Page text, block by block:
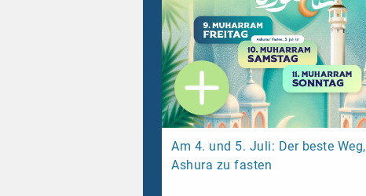
Am 4. und 5. Juli: Der beste Weg,
Ashura zu fasten